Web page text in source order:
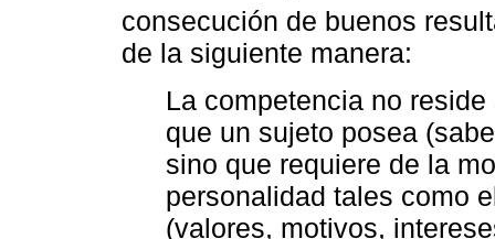
consecución de buenos
de la siguiente manera:
La competencia no
que un sujeto posea
sino que requiere de la
personalidad tales como
(valores, motivos,